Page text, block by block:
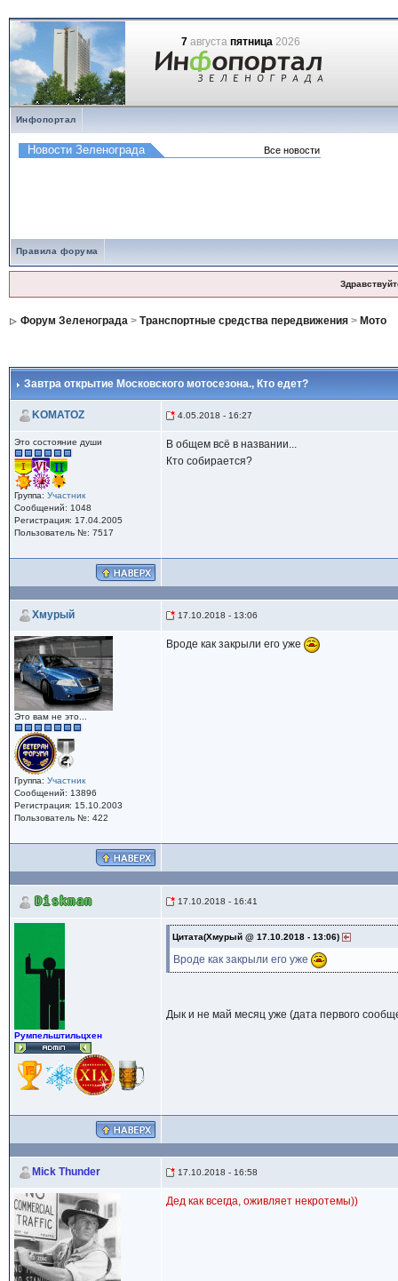
7августа пятница2026
Инфопортал
Правила форума
Форум Зеленограда> Транспортные средства передвижения> Мото
Завтра открытие Московского мотосезона., Кто едет?
KOMATOZ 4.05.2018 - 16:27
Это состояние души
Группа: Участник
Сообщений: 1048
Регистрация: 17.04.2005
Пользователь №: 7517
В общем всё в названии...
Кто собирается?
Хмурый 17.10.2018 - 13:06
Это вам не это...
Группа: Участник
Сообщений: 13896
Регистрация: 15.10.2003
Пользователь №: 422
Вроде как закрыли его уже
Diskman 17.10.2018 - 16:41
Румпельштильцхен
Цитата(Хмурый @ 17.10.2018 - 13:06)
Вроде как закрыли его уже
Дык и не май месяц уже (дата первого
Mick Thunder 17.10.2018 - 16:58
Дед как всегда, оживляет некротемы))